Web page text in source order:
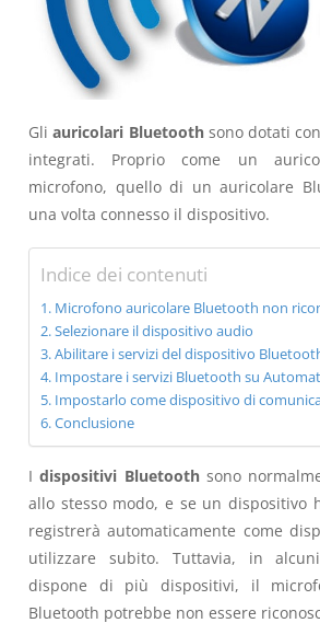
Gli auricolari Bluetoothsono dotati
integrati. Proprio come un
microfono, quello di un auricolare
una volta connesso il dispositivo.
Indice dei contenuti
Microfono auricolare Bluetooth non
Selezionare il dispositivo audio
Abilitare i servizi del dispositivo
Impostare i servizi Bluetooth su
Impostarlo come dispositivo di
Conclusione
Idispositivi Bluetoothsono
allo stesso modo, e se un dispositivo
registrerà automaticamente come
utilizzare subito. Tuttavia, in
dispone di più dispositivi, il
Bluetooth potrebbe non essere